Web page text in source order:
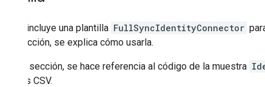
El SDK incluye una plantilla FullSyncIdentityConnector
esta sección, se explica cómo usarla.
En esta sección, se hace referencia al código de la muestra
archivos CSV.